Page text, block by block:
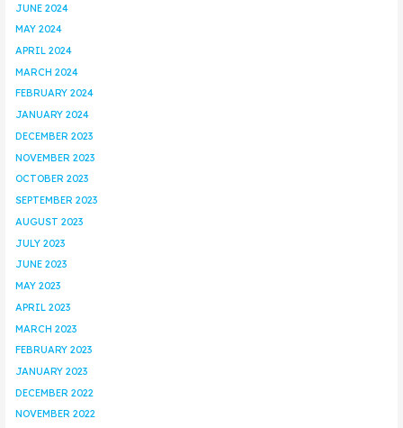
JUNE 2024
MAY 2024
APRIL 2024
MARCH 2024
FEBRUARY 2024
JANUARY 2024
DECEMBER 2023
NOVEMBER 2023
OCTOBER 2023
SEPTEMBER 2023
AUGUST 2023
JULY 2023
JUNE 2023
MAY 2023
APRIL 2023
MARCH 2023
FEBRUARY 2023
JANUARY 2023
DECEMBER 2022
NOVEMBER 2022